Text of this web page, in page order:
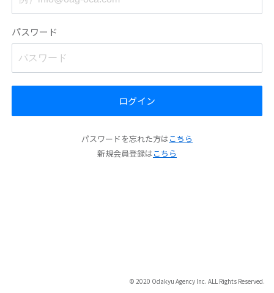
パスワード
ログイン
パスワードを忘れた方はこちら
新規会員登録はこちら
© 2020 Odakyu Agency Inc. ALL Rights Reserved.